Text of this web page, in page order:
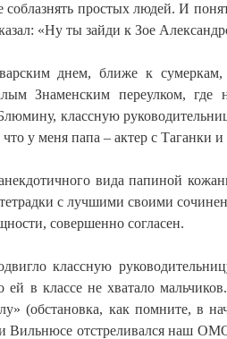
соблазнять простых людей. И
«Ну ты зайди к Зое
днем, ближе к сумеркам,
Знаменским переулком,
классную
у меня папа – актер с Таганки и
вида папиной
с лучшими своими
совершенно согласен.
классную
ей в классе не хватало
(обстановка, как помните, в
Вильнюсе отстреливался наш